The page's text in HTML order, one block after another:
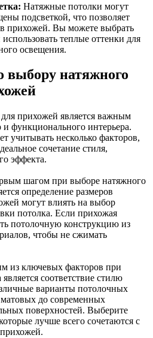
Натяжные потолки могут
подсветкой, что позволяет
в прихожей. Вы можете выбрать
теплые оттенки для
освещения.
выбору натяжного
прихожей является важным
функционального интерьера.
учитывать несколько факторов,
сочетание стиля,
эффекта.
шагом при выборе натяжного
определение размеров
могут влиять на выбор
потолка. Если прихожая
потолочную конструкцию из
чтобы не сжимать
из ключевых факторов при
соответствие стилю
варианты потолочных
до современных
поверхностей. Выберите
лучше всего сочетаются с